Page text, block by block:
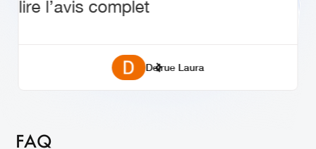
lire l’avis complet
Delrue Laura
application de suite sans stress A très bientôt
stephanie willemet
Chantal Neron
FAQ